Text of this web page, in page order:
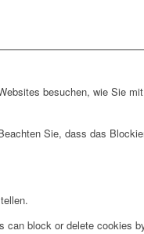
besuchen, wie Sie
Sie, dass das
block or delete cookies